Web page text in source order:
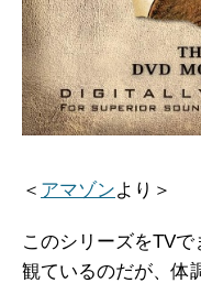
＜ アマゾンより＞
このシリーズをTV
観ているのだが、体